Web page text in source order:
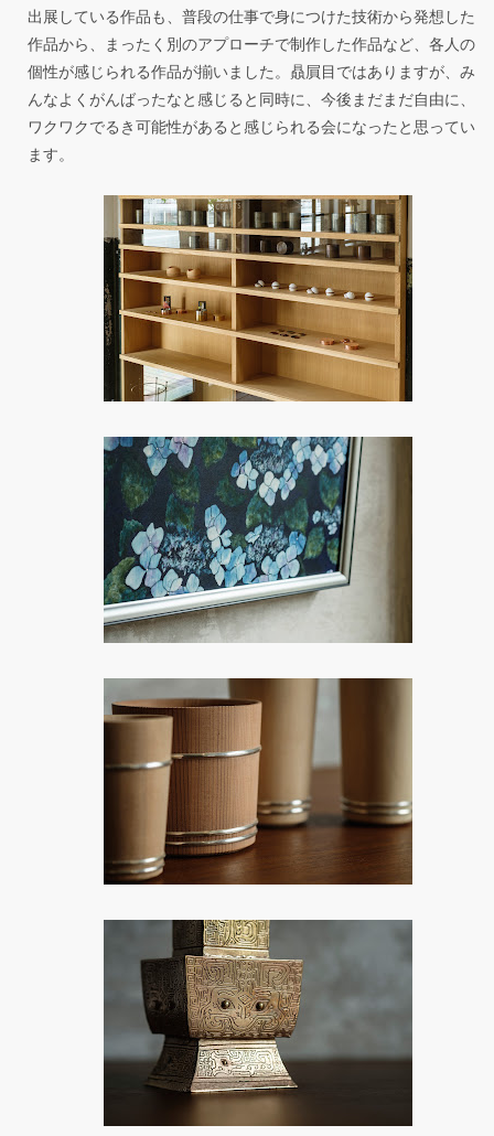
出展している作品も、普段の仕事で身につけた技術から発想した
作品から、まったく別のアプローチで制作した作品など、各人の
個性が感じられる作品が揃いました。贔屓目ではありますが、み
んなよくがんばったなと感じると同時に、今後まだまだ自由に、
ワクワクでるき可能性があると感じられる会になったと思ってい
ます。